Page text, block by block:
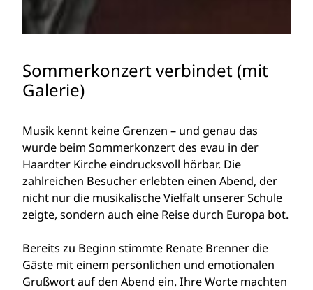
Sommerkonzert verbindet (mit
Galerie)
Musik kennt keine Grenzen – und genau das
wurde beim Sommerkonzert des evau in der
Haardter Kirche eindrucksvoll hörbar. Die
zahlreichen Besucher erlebten einen Abend, der
nicht nur die musikalische Vielfalt unserer Schule
zeigte, sondern auch eine Reise durch Europa bot.
Bereits zu Beginn stimmte Renate Brenner die
Gäste mit einem persönlichen und emotionalen
Grußwort auf den Abend ein. Ihre Worte machten